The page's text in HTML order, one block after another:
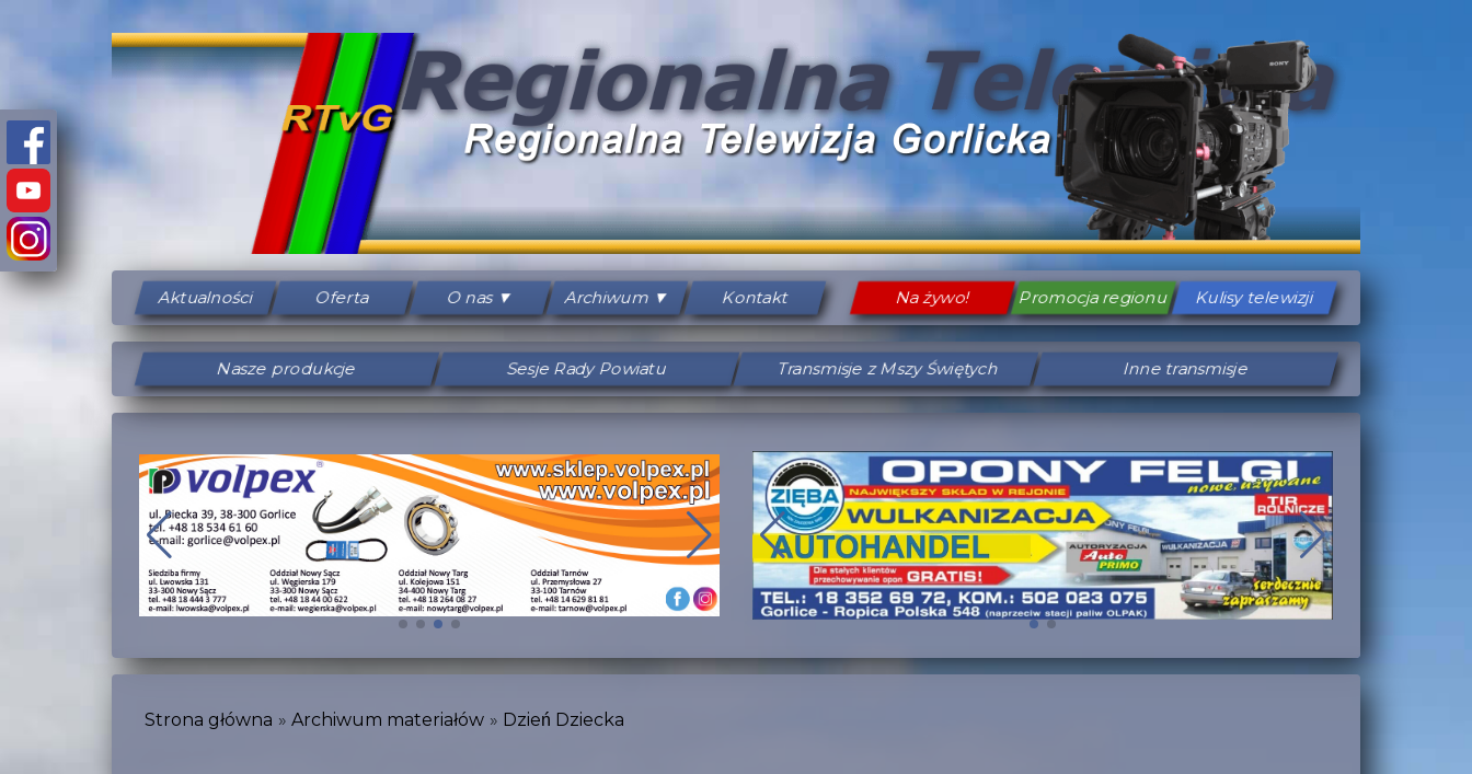
Aktualności Oferta O nas Archiwum Kontakt Na żywo! Promocja regionu Kulisy telewizji
Nasze produkcje Sesje Rady Powiatu Transmisje z Mszy Świętych Inne transmisje
Strona główna Archiwum materiałów Dzień Dziecka